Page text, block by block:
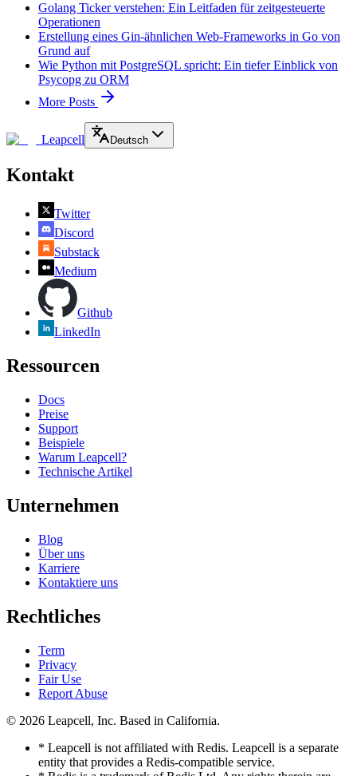
Golang Ticker verstehen: Ein Leitfaden für zeitgesteuerte
Operationen
Erstellung eines Gin-ähnlichen Web-Frameworks in Go von
Grund auf
Wie Python mit PostgreSQL spricht: Ein tiefer Einblick von
Psycopg zu ORM
More Posts
Leapcell Deutsch
Kontakt
Twitter
Discord
Substack
Medium
Github
LinkedIn
Ressourcen
Docs
Preise
Support
Beispiele
Warum Leapcell?
Technische Artikel
Unternehmen
Blog
Über uns
Karriere
Kontaktiere uns
Rechtliches
Term
Privacy
Fair Use
Report Abuse
© 2026 Leapcell, Inc. Based in California.
* Leapcell is not affiliated with Redis. Leapcell is a separate
entity that provides a Redis-compatible service.